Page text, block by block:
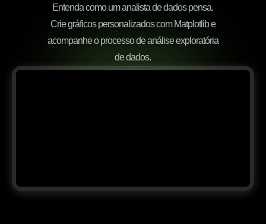
Entenda como um analista de dados pensa.
Crie gráficos personalizados com Matplotlib e
acompanhe o processo de análise exploratória
de dados.